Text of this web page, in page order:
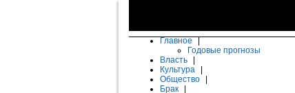
Главное
Годовые прогнозы
Власть
Культура
Общество
Брак